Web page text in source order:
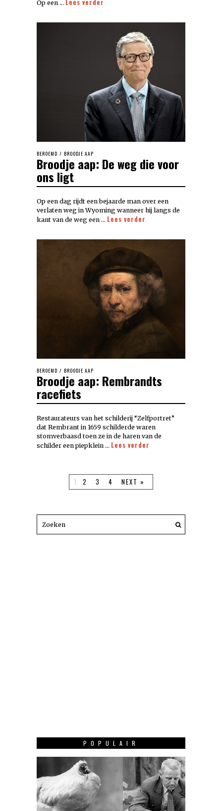
Op een … Lees verder
BEROEMD / BROODJE AAP
Broodje aap: De weg die voor
ons ligt
Op een dag rijdt een bejaarde man over een
verlaten weg in Wyoming wanneer hij langs de
kant van de weg een … Lees verder
BEROEMD / BROODJE AAP
Broodje aap: Rembrandts
racefiets
Restaurateurs van het schilderij “Zelfportret”
dat Rembrant in 1659 schilderde waren
stomverbaasd toen ze in de haren van de
schilder een piepklein … Lees verder
1 2 3 4 NEXT »
POPULAIR